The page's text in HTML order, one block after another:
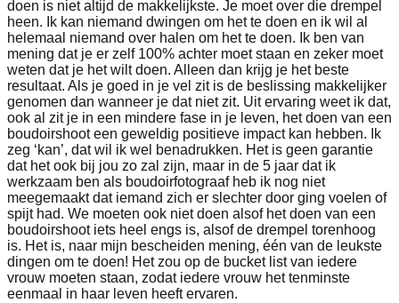
doen is niet altijd de makkelijkste. Je moet over die drempel
heen. Ik kan niemand dwingen om het te doen en ik wil al
helemaal niemand over halen om het te doen. Ik ben van
mening dat je er zelf 100% achter moet staan en zeker moet
weten dat je het wilt doen. Alleen dan krijg je het beste
resultaat. Als je goed in je vel zit is de beslissing makkelijker
genomen dan wanneer je dat niet zit. Uit ervaring weet ik dat,
ook al zit je in een mindere fase in je leven, het doen van een
boudoirshoot een geweldig positieve impact kan hebben. Ik
zeg ‘kan’, dat wil ik wel benadrukken. Het is geen garantie
dat het ook bij jou zo zal zijn, maar in de 5 jaar dat ik
werkzaam ben als boudoirfotograaf heb ik nog niet
meegemaakt dat iemand zich er slechter door ging voelen of
spijt had. We moeten ook niet doen alsof het doen van een
boudoirshoot iets heel engs is, alsof de drempel torenhoog
is. Het is, naar mijn bescheiden mening, één van de leukste
dingen om te doen! Het zou op de bucket list van iedere
vrouw moeten staan, zodat iedere vrouw het tenminste
eenmaal in haar leven heeft ervaren.